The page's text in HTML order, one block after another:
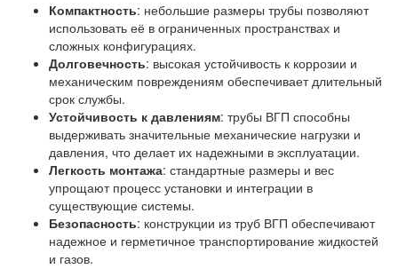
Компактность: небольшие размеры трубы позволяют
использовать её в ограниченных пространствах и
сложных конфигурациях.
Долговечность: высокая устойчивость к коррозии и
механическим повреждениям обеспечивает длительный
срок службы.
Устойчивость к давлениям: трубы ВГП способны
выдерживать значительные механические нагрузки и
давления, что делает их надежными в эксплуатации.
Легкость монтажа: стандартные размеры и вес
упрощают процесс установки и интеграции в
существующие системы.
Безопасность: конструкции из труб ВГП обеспечивают
надежное и герметичное транспортирование жидкостей
и газов.